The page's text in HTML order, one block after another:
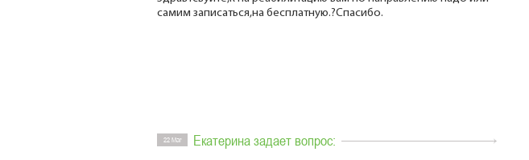
самим записаться,на бесплатную.?Спасибо.
22 Mar Екатерина задает вопрос: